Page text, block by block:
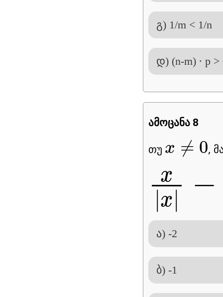
გ) 1/m < 1/n
დ) (n-m) ∙ p >
ამოცანა 8
თუ x ≠ 0,
x
x −
x|x| | |x
ა) -2
ბ) -1